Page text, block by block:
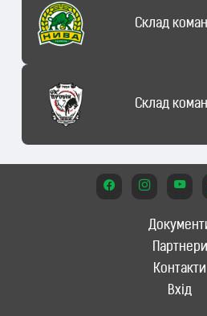
Склад
Склад
Партнери
Контакти
Вхід